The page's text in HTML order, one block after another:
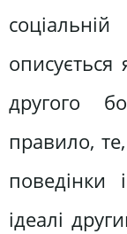
другого
правило,
поведінки
ідеалі